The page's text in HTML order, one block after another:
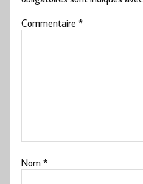
Commentaire*
Nom*